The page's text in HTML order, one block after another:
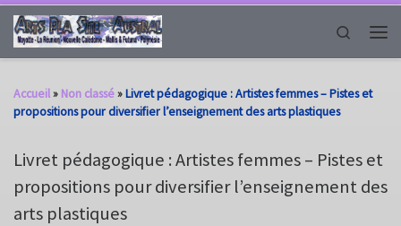
Passer au contenu
Search
Accueil» Non classé»Livret pédagogique : Artistes femmes – Pistes et
propositions pour diversifier l’enseignement des arts plastiques
Livret pédagogique : Artistes femmes – Pistes et
propositions pour diversifier l’enseignement des
arts plastiques